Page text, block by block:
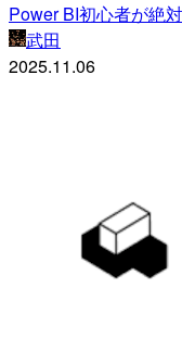
Power BI初心者が絶
武田
2025.11.06